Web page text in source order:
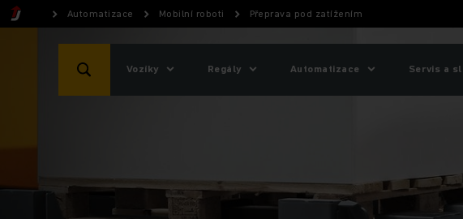
Automatizace Mobilní roboti Přeprava pod zatížením
Vozíky Regály Automatizace Servis a